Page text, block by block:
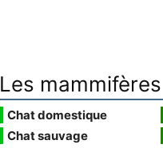
Les mammifères
Chat domestique
Chat sauvage